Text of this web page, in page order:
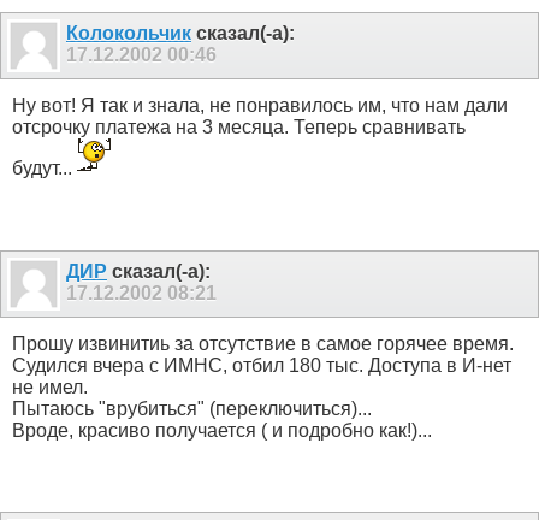
Колокольчик сказал(-а):
17.12.2002 00:46
Ну вот! Я так и знала, не понравилось им, что нам дали
отсрочку платежа на 3 месяца. Теперь сравнивать
будут...
ДИР сказал(-а):
17.12.2002 08:21
Прошу извинитиь за отсутствие в самое горячее время.
Судился вчера с ИМНС, отбил 180 тыс. Доступа в И-нет
не имел.
Пытаюсь "врубиться" (переключиться)...
Вроде, красиво получается ( и подробно как!)...